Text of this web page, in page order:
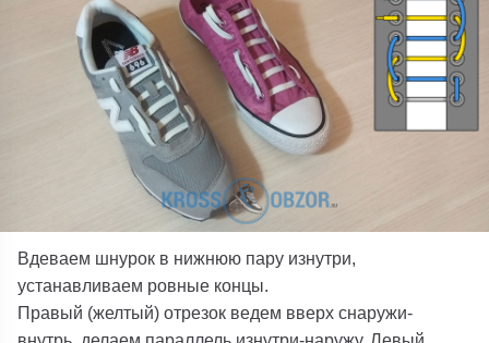
Вдеваем шнурок в нижнюю пару изнутри,
устанавливаем ровные концы.
Правый (желтый) отрезок ведем вверх снаружи-